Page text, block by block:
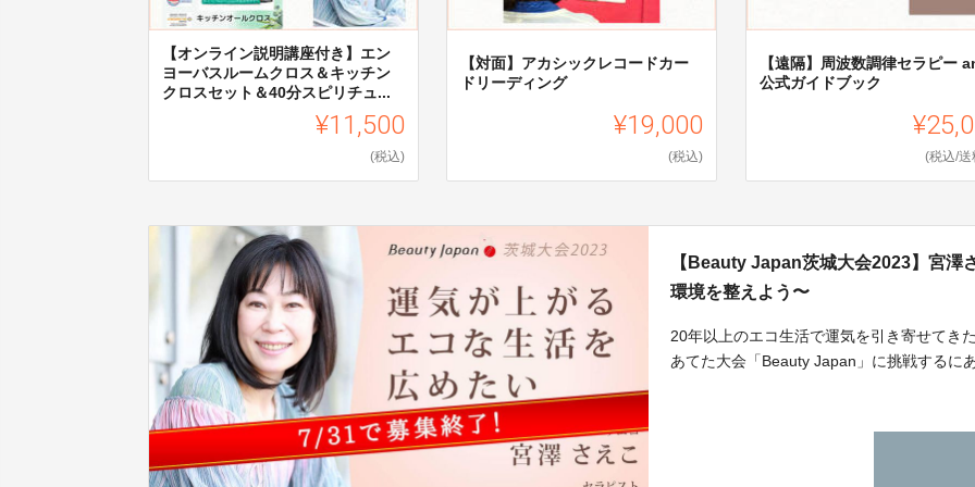
【オンライン説明講座付き】エン
ヨーバスルームクロス＆キッチン
クロスセット＆40分スピリチュ...
¥11,500
(税込)
【対面】アカシックレコードカー
ドリーディング
¥19,000
(税込)
【遠隔】周波数調律セラピー
公式ガイドブック
(税込/送
【Beauty Japan茨城大会2023】宮澤
環境を整えよう〜
20年以上のエコ生活で運気を引き寄せてき
あてた大会「Beauty Japan」に挑戦するに